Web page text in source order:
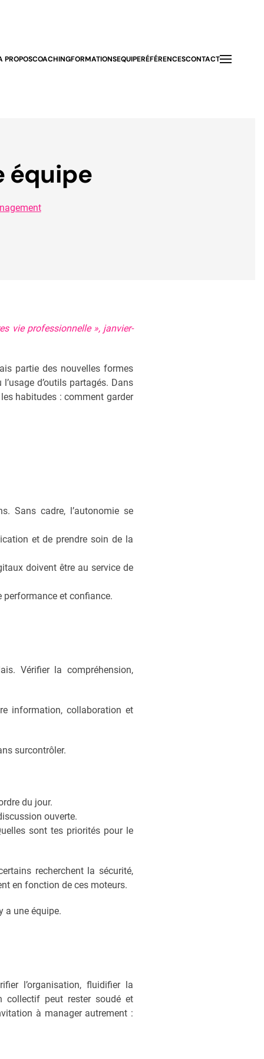
PROPOSCOACHINGFORMATIONSEQUIPERÉFÉRENCESCONTACT
équipe
vie professionnelle », janvier-
partie des nouvelles formes
d’outils partagés. Dans
habitudes : comment garder
Sans cadre, l’autonomie se
et de prendre soin de la
doivent être au service de
performance et confiance.
Vérifier la compréhension,
information, collaboration et
surcontrôler.
du jour.
ouverte.
sont tes priorités pour le
recherchent la sécurité,
en fonction de ces moteurs.
a une équipe.
l’organisation, fluidifier la
collectif peut rester soudé et
à manager autrement :